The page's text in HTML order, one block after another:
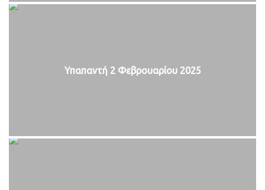
Υπαπαντή 2 Φεβρουαρίου 2025